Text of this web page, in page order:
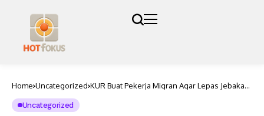
Home Uncategorized KUR Buat Pekerja Migran Agar Lepas Jebakan
Uncategorized